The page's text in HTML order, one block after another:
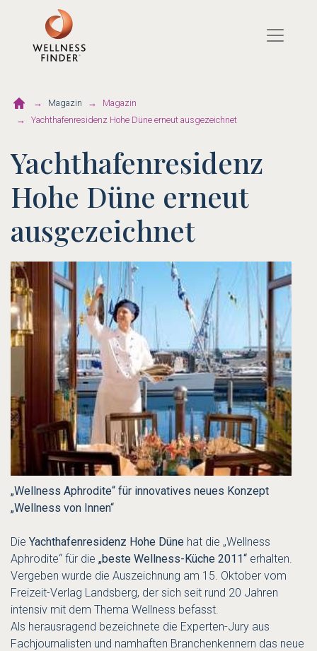
Magazin
Magazin
Yachthafenresidenz Hohe Düne erneut ausgezeichnet
Yachthafenresidenz
Hohe Düne erneut
ausgezeichnet
„Wellness Aphrodite“ für innovatives neues Konzept
„Wellness von Innen“
Die Yachthafenresidenz Hohe Düne hat die „Wellness
Aphrodite“ für die „beste Wellness-Küche 2011“ erhalten.
Vergeben wurde die Auszeichnung am 15. Oktober vom
Freizeit-Verlag Landsberg, der sich seit rund 20 Jahren
intensiv mit dem Thema Wellness befasst.
Als herausragend bezeichnete die Experten-Jury aus
Fachjournalisten und namhaften Branchenkennern das neue